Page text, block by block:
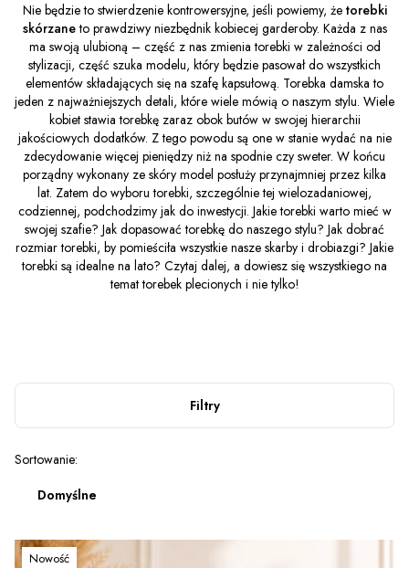
Nie będzie to stwierdzenie kontrowersyjne, jeśli powiemy, że torebki
skórzaneto prawdziwy niezbędnik kobiecej garderoby. Każda z nas
ma swoją ulubioną – część z nas zmienia torebki w zależności od
stylizacji, część szuka modelu, który będzie pasował do wszystkich
elementów składających się na szafę kapsułową. Torebka damska to
jeden z najważniejszych detali, które wiele mówią o naszym stylu. Wiele
kobiet stawia torebkę zaraz obok butów w swojej hierarchii
jakościowych dodatków. Z tego powodu są one w stanie wydać na nie
zdecydowanie więcej pieniędzy niż na spodnie czy sweter. W końcu
porządny wykonany ze skóry model posłuży przynajmniej przez kilka
lat. Zatem do wyboru torebki, szczególnie tej wielozadaniowej,
codziennej, podchodzimy jak do inwestycji. Jakie torebki warto mieć w
swojej szafie? Jak dopasować torebkę do naszego stylu? Jak dobrać
rozmiar torebki, by pomieściła wszystkie nasze skarby i drobiazgi? Jakie
torebki są idealne na lato? Czytaj dalej, a dowiesz się wszystkiego na
temat torebek plecionych i nie tylko!
Filtry
Lista produktów
Sortowanie:
Domyślne
Nowość